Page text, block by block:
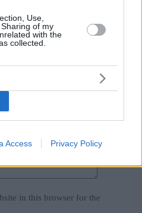
Use,
of my
with the
collected.
Access Privacy Policy
in this browser for the